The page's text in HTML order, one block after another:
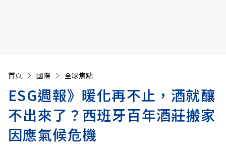
首頁 國際 全球焦點
ESG週報》暖化再不止，酒就釀
不出來了？西班牙百年酒莊搬家
因應氣候危機